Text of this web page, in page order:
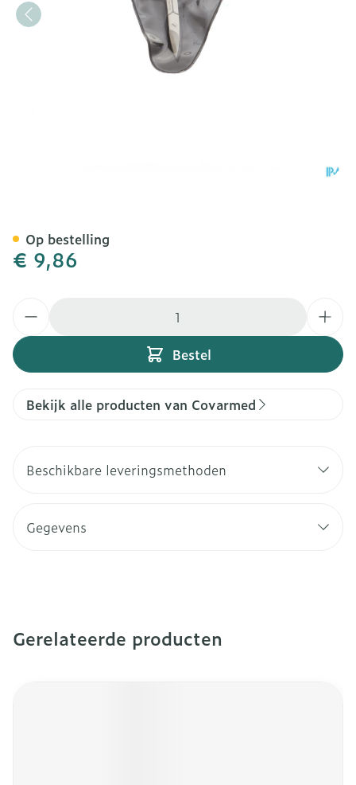
€ 9,86
Bestel
Op bestelling
Bekijk alle producten van Covarmed
Beschikbare leveringsmethoden
Gegevens
Gerelateerde producten